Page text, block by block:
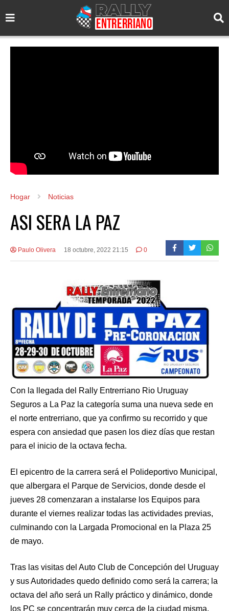
Hogar Noticias
ASI SERA LA PAZ
Paulo Olivera 18 octubre, 2022 21:15 0
Con la llegada del Rally Entrerriano Rio Uruguay
Seguros a La Paz la categoría suma una nueva sede en
el norte entrerriano, que ya confirmo su recorrido y que
espera con ansiedad que pasen los diez días que restan
para el inicio de la octava fecha.
El epicentro de la carrera será el Polideportivo Municipal,
que albergara el Parque de Servicios, donde desde el
jueves 28 comenzaran a instalarse los Equipos para
durante el viernes realizar todas las actividades previas,
culminando con la Largada Promocional en la Plaza 25
de mayo.
Tras las visitas del Auto Club de Concepción del Uruguay
y sus Autoridades quedo definido como será la carrera; la
octava del año será un Rally práctico y dinámico, donde
los PC se concentrarán muy cerca de la ciudad misma,